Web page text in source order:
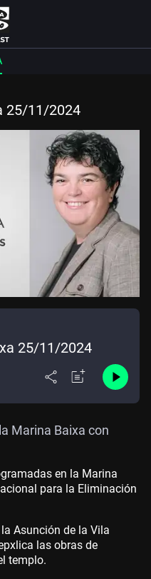
25/11/2024
25/11/2024
Marina Baixa con
en la Marina
para la Eliminación
Asunción de la Vila
las obras de
templo.